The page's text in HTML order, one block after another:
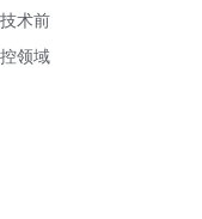
术前
领域